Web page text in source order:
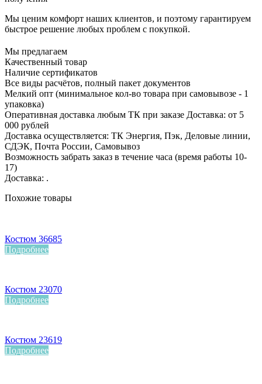
Мы ценим комфорт наших клиентов, и поэтому гарантируем
быстрое решение любых проблем с покупкой.
Мы предлагаем
Качественный товар
Наличие сертификатов
Все виды расчётов, полный пакет документов
Мелкий опт (минимальное кол-во товара при самовывозе - 1
упаковка)
Оперативная доставка любым ТК при заказе Доставка: от 5
000 рублей
Доставка осуществляется: ТК Энергия, Пэк, Деловые линии,
СДЭК, Почта России, Самовывоз
Возможность забрать заказ в течение часа (время работы 10-
17)
Доставка: .
Похожие товары
Костюм 36685
Подробнее
Костюм 23070
Подробнее
Костюм 23619
Подробнее